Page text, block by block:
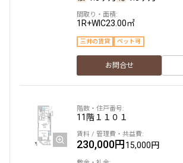
三井の賃貸物件
ペット可・相談
楽器可・相談
1R+WIC23.00㎡
三井の賃貸 ペット可
お問合せ
11階１１０１
230,000円15,000円